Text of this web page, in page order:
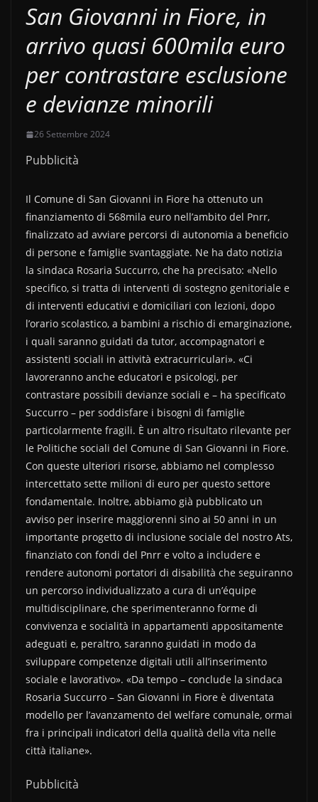
San Giovanni in Fiore, in
arrivo quasi 600mila euro
per contrastare esclusione
e devianze minorili
26 Settembre 2024
Pubblicità
Il Comune di San Giovanni in Fiore ha ottenuto un
finanziamento di 568mila euro nell’ambito del Pnrr,
finalizzato ad avviare percorsi di autonomia a beneficio
di persone e famiglie svantaggiate. Ne ha dato notizia
la sindaca Rosaria Succurro, che ha precisato: «Nello
specifico, si tratta di interventi di sostegno genitoriale e
di interventi educativi e domiciliari con lezioni, dopo
l’orario scolastico, a bambini a rischio di emarginazione,
i quali saranno guidati da tutor, accompagnatori e
assistenti sociali in attività extracurriculari». «Ci
lavoreranno anche educatori e psicologi, per
contrastare possibili devianze sociali e – ha specificato
Succurro – per soddisfare i bisogni di famiglie
particolarmente fragili. È un altro risultato rilevante per
le Politiche sociali del Comune di San Giovanni in Fiore.
Con queste ulteriori risorse, abbiamo nel complesso
intercettato sette milioni di euro per questo settore
fondamentale. Inoltre, abbiamo già pubblicato un
avviso per inserire maggiorenni sino ai 50 anni in un
importante progetto di inclusione sociale del nostro Ats,
finanziato con fondi del Pnrr e volto a includere e
rendere autonomi portatori di disabilità che seguiranno
un percorso individualizzato a cura di un’équipe
multidisciplinare, che sperimenteranno forme di
convivenza e socialità in appartamenti appositamente
adeguati e, peraltro, saranno guidati in modo da
sviluppare competenze digitali utili all’inserimento
sociale e lavorativo». «Da tempo – conclude la sindaca
Rosaria Succurro – San Giovanni in Fiore è diventata
modello per l’avanzamento del welfare comunale, ormai
fra i principali indicatori della qualità della vita nelle
città italiane».
Pubblicità